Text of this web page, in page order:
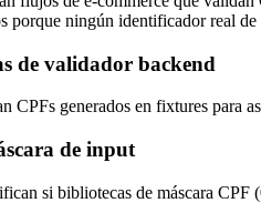
porque ningún identificador real de
de validador backend
CPFs generados en fixtures para
de input
si bibliotecas de máscara CPF